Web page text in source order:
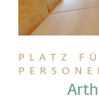
PLATZ